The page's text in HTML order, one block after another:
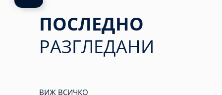
ПОСЛЕДНО
РАЗГЛЕДАНИ
ВИЖ ВСИЧКО